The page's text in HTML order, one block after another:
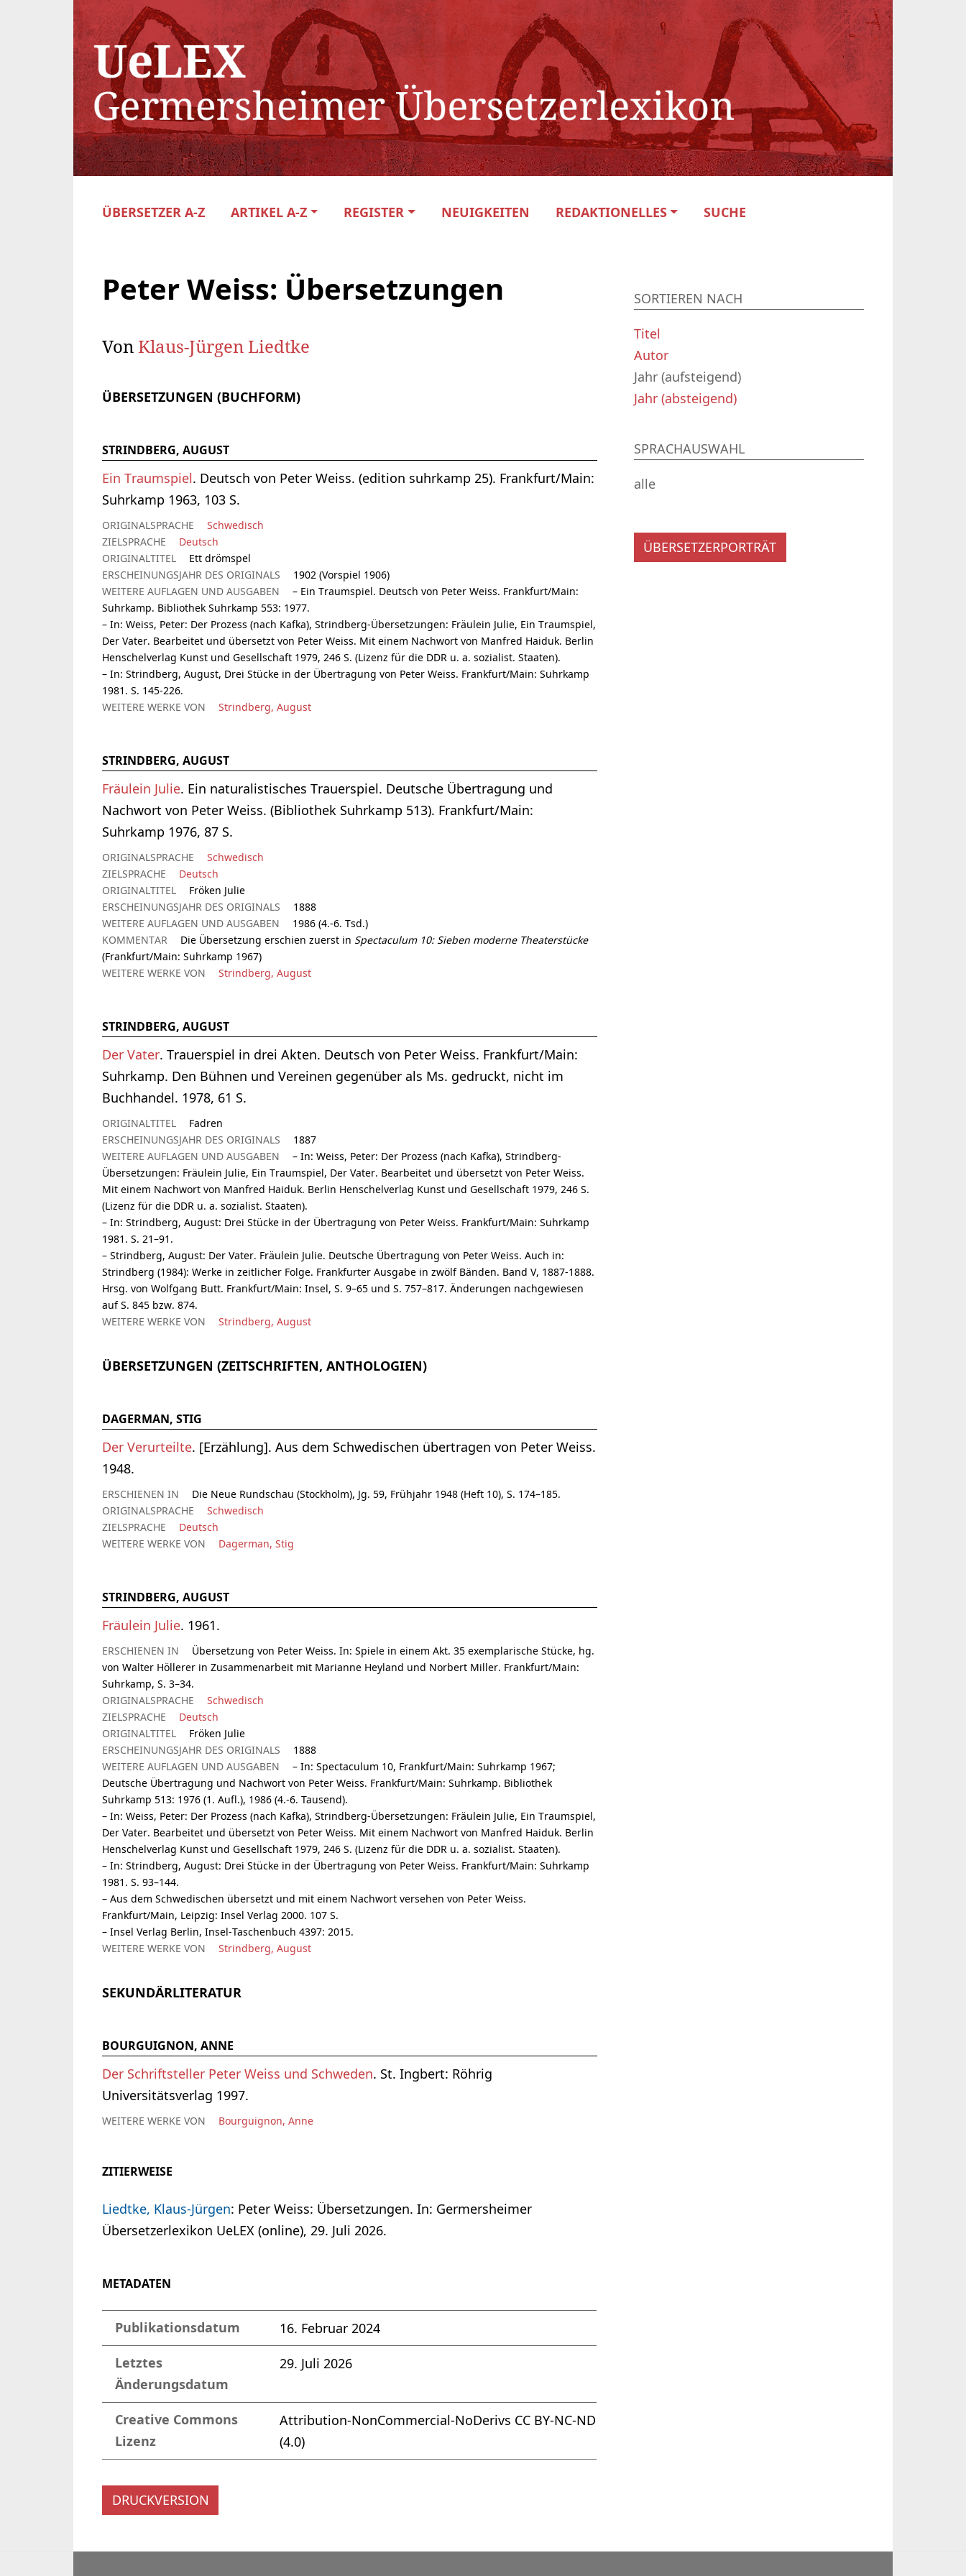
ÜBERSETZER A-Z ARTIKEL A-Z REGISTER NEUIGKEITEN REDAKTIONELLES SUCHE
Peter Weiss: Übersetzungen
Von Klaus-Jürgen Liedtke
ÜBERSETZUNGEN (BUCHFORM)
STRINDBERG, AUGUST
Ein Traumspiel. Deutsch von Peter Weiss. (edition suhrkamp 25). Frankfurt/Main:
Suhrkamp 1963, 103 S.
ORIGINALSPRACHE
Schwedisch
ZIELSPRACHE
Deutsch
ORIGINALTITEL
Ett drömspel
ERSCHEINUNGSJAHR DES ORIGINALS
1902 (Vorspiel 1906)
WEITERE AUFLAGEN UND AUSGABEN
– Ein Traumspiel. Deutsch von Peter Weiss. Frankfurt/Main:
Suhrkamp. Bibliothek Suhrkamp 553: 1977.
– In: Weiss, Peter: Der Prozess (nach Kafka), Strindberg-Übersetzungen: Fräulein Julie, Ein Traumspiel,
Der Vater. Bearbeitet und übersetzt von Peter Weiss. Mit einem Nachwort von Manfred Haiduk. Berlin
Henschelverlag Kunst und Gesellschaft 1979, 246 S. (Lizenz für die DDR u. a. sozialist. Staaten).
– In: Strindberg, August, Drei Stücke in der Übertragung von Peter Weiss. Frankfurt/Main: Suhrkamp
1981. S. 145-226.
WEITERE WERKE VON
Strindberg, August
STRINDBERG, AUGUST
Fräulein Julie. Ein naturalistisches Trauerspiel. Deutsche Übertragung und
Nachwort von Peter Weiss. (Bibliothek Suhrkamp 513). Frankfurt/Main:
Suhrkamp 1976, 87 S.
ORIGINALSPRACHE
Schwedisch
ZIELSPRACHE
Deutsch
ORIGINALTITEL
Fröken Julie
ERSCHEINUNGSJAHR DES ORIGINALS
1888
WEITERE AUFLAGEN UND AUSGABEN
1986 (4.-6. Tsd.)
KOMMENTAR
Die Übersetzung erschien zuerst in Spectaculum 10: Sieben moderne Theaterstücke
(Frankfurt/Main: Suhrkamp 1967)
WEITERE WERKE VON
Strindberg, August
STRINDBERG, AUGUST
Der Vater. Trauerspiel in drei Akten. Deutsch von Peter Weiss. Frankfurt/Main:
Suhrkamp. Den Bühnen und Vereinen gegenüber als Ms. gedruckt, nicht im
Buchhandel. 1978, 61 S.
ORIGINALTITEL
Fadren
ERSCHEINUNGSJAHR DES ORIGINALS
1887
WEITERE AUFLAGEN UND AUSGABEN
– In: Weiss, Peter: Der Prozess (nach Kafka), Strindberg-
Übersetzungen: Fräulein Julie, Ein Traumspiel, Der Vater. Bearbeitet und übersetzt von Peter Weiss.
Mit einem Nachwort von Manfred Haiduk. Berlin Henschelverlag Kunst und Gesellschaft 1979, 246 S.
(Lizenz für die DDR u. a. sozialist. Staaten).
– In: Strindberg, August: Drei Stücke in der Übertragung von Peter Weiss. Frankfurt/Main: Suhrkamp
1981. S. 21–91.
– Strindberg, August: Der Vater. Fräulein Julie. Deutsche Übertragung von Peter Weiss. Auch in:
Strindberg (1984): Werke in zeitlicher Folge. Frankfurter Ausgabe in zwölf Bänden. Band V, 1887-1888.
Hrsg. von Wolfgang Butt. Frankfurt/Main: Insel, S. 9–65 und S. 757–817. Änderungen nachgewiesen
auf S. 845 bzw. 874.
WEITERE WERKE VON
Strindberg, August
ÜBERSETZUNGEN (ZEITSCHRIFTEN, ANTHOLOGIEN)
DAGERMAN, STIG
Der Verurteilte. [Erzählung]. Aus dem Schwedischen übertragen von Peter Weiss.
1948.
ERSCHIENEN IN
Die Neue Rundschau (Stockholm), Jg. 59, Frühjahr 1948 (Heft 10), S. 174–185.
ORIGINALSPRACHE
Schwedisch
ZIELSPRACHE
Deutsch
WEITERE WERKE VON
Dagerman, Stig
STRINDBERG, AUGUST
Fräulein Julie. 1961.
ERSCHIENEN IN
Übersetzung von Peter Weiss. In: Spiele in einem Akt. 35 exemplarische Stücke, hg.
von Walter Höllerer in Zusammenarbeit mit Marianne Heyland und Norbert Miller. Frankfurt/Main:
Suhrkamp, S. 3–34.
ORIGINALSPRACHE
Schwedisch
ZIELSPRACHE
Deutsch
ORIGINALTITEL
Fröken Julie
ERSCHEINUNGSJAHR DES ORIGINALS
1888
WEITERE AUFLAGEN UND AUSGABEN
– In: Spectaculum 10, Frankfurt/Main: Suhrkamp 1967;
Deutsche Übertragung und Nachwort von Peter Weiss. Frankfurt/Main: Suhrkamp. Bibliothek
Suhrkamp 513: 1976 (1. Aufl.), 1986 (4.-6. Tausend).
– In: Weiss, Peter: Der Prozess (nach Kafka), Strindberg-Übersetzungen: Fräulein Julie, Ein Traumspiel,
Der Vater. Bearbeitet und übersetzt von Peter Weiss. Mit einem Nachwort von Manfred Haiduk. Berlin
Henschelverlag Kunst und Gesellschaft 1979, 246 S. (Lizenz für die DDR u. a. sozialist. Staaten).
– In: Strindberg, August: Drei Stücke in der Übertragung von Peter Weiss. Frankfurt/Main: Suhrkamp
1981. S. 93–144.
– Aus dem Schwedischen übersetzt und mit einem Nachwort versehen von Peter Weiss.
Frankfurt/Main, Leipzig: Insel Verlag 2000. 107 S.
– Insel Verlag Berlin, Insel-Taschenbuch 4397: 2015.
WEITERE WERKE VON
Strindberg, August
SEKUNDÄRLITERATUR
BOURGUIGNON, ANNE
Der Schriftsteller Peter Weiss und Schweden. St. Ingbert: Röhrig
Universitätsverlag 1997.
WEITERE WERKE VON Bourguignon, Anne
ZITIERWEISE
Liedtke, Klaus-Jürgen: Peter Weiss: Übersetzungen. In: Germersheimer
Übersetzerlexikon UeLEX (online), 29. Juli 2026.
METADATEN
Publikationsdatum 16. Februar 2024
Letztes
Änderungsdatum
29. Juli 2026
Creative Commons
Lizenz
Attribution-NonCommercial-NoDerivs CC BY-NC-ND
(4.0)
DRUCKVERSION
SORTIEREN NACH
Titel
Autor
Jahr (aufsteigend)
Jahr (absteigend)
SPRACHAUSWAHL
alle
ÜBERSETZERPORTRÄT